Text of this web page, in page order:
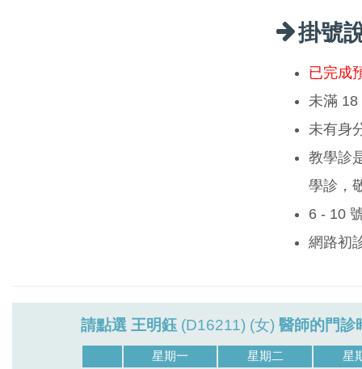
掛號
已完成
未滿 18
未有身
教學診
學診，
6 - 10
網路初